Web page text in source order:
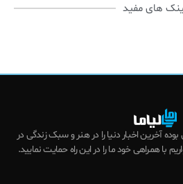
های مفید
آخرین اخبار دنیا را در هنر و سبک زندگی در
با همراهی خود ما را در این راه حمایت نمایید.